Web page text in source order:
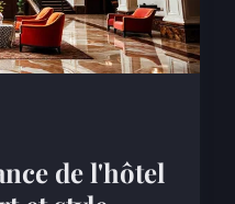
de l'hôtel